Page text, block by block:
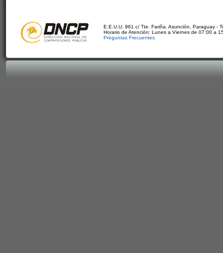
E.E.U.U. 961 c/ Tte. Fariña. Asunción, Paraguay -
Horario de Atención: Lunes a Viernes de 07:00 a
Preguntas Frecuentes